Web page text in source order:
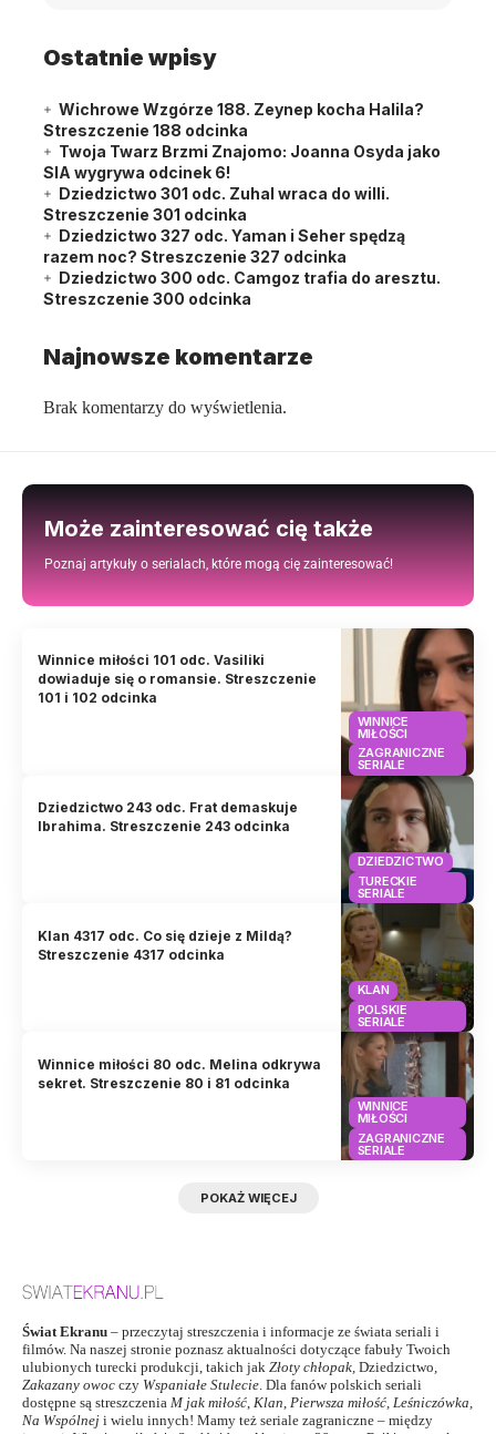
Ostatnie wpisy
Wichrowe Wzgórze 188. Zeynep kocha Halila?
Streszczenie 188 odcinka
Twoja Twarz Brzmi Znajomo: Joanna Osyda jako
SIA wygrywa odcinek 6!
Dziedzictwo 301 odc. Zuhal wraca do willi.
Streszczenie 301 odcinka
Dziedzictwo 327 odc. Yaman i Seher spędzą
razem noc? Streszczenie 327 odcinka
Dziedzictwo 300 odc. Camgoz trafia do aresztu.
Streszczenie 300 odcinka
Najnowsze komentarze
Brak komentarzy do wyświetlenia.
Może zainteresować cię także
Poznaj artykuły o serialach, które mogą cię zainteresować!
WINNICE
MIŁOŚCI
ZAGRANICZNE
SERIALE
Winnice miłości 101 odc. Vasiliki
dowiaduje się o romansie. Streszczenie
101 i 102 odcinka
DZIEDZICTWO
TURECKIE
SERIALE
Dziedzictwo 243 odc. Frat demaskuje
Ibrahima. Streszczenie 243 odcinka
KLAN
POLSKIE
SERIALE
Klan 4317 odc. Co się dzieje z Mildą?
Streszczenie 4317 odcinka
WINNICE
MIŁOŚCI
ZAGRANICZNE
SERIALE
Winnice miłości 80 odc. Melina odkrywa
sekret. Streszczenie 80 i 81 odcinka
POKAŻ WIĘCEJ
Świat Ekranu – przeczytaj streszczenia i informacje ze świata seriali i
filmów. Na naszej stronie poznasz aktualności dotyczące fabuły Twoich
ulubionych turecki produkcji, takich jak Złoty chłopak, Dziedzictwo,
Zakazany owoc czy Wspaniałe Stulecie. Dla fanów polskich seriali
dostępne są streszczenia M jak miłość, Klan, Pierwsza miłość, Leśniczówka,
Na Wspólnej i wielu innych! Mamy też seriale zagraniczne – między